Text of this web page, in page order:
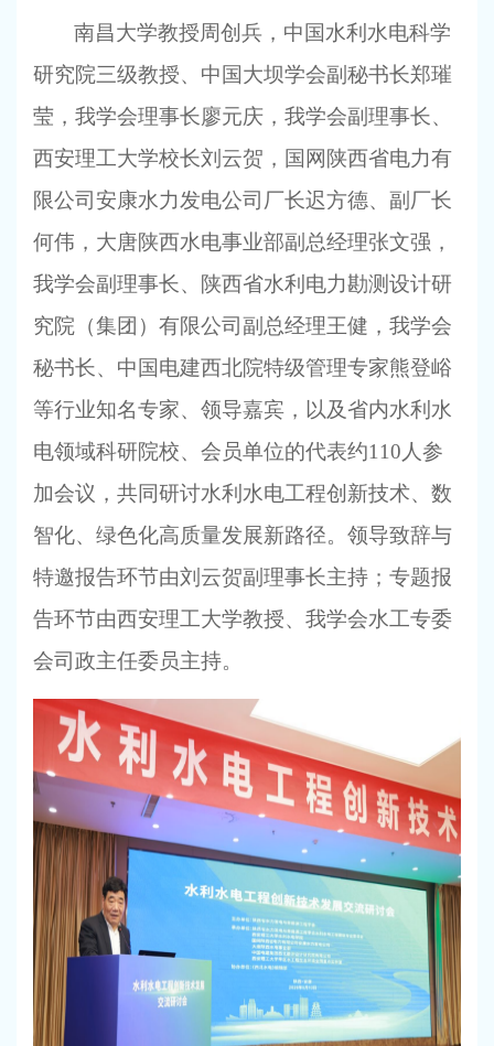
南昌大学教授周创兵，中国水利水电科学
研究院三级教授、中国大坝学会副秘书长郑璀
莹，我学会理事长廖元庆，我学会副理事长、
西安理工大学校长刘云贺，国网陕西省电力有
限公司安康水力发电公司厂长迟方德、副厂长
何伟，大唐陕西水电事业部副总经理张文强，
我学会副理事长、陕西省水利电力勘测设计研
究院（集团）有限公司副总经理王健，我学会
秘书长、中国电建西北院特级管理专家熊登峪
等行业知名专家、领导嘉宾，以及省内水利水
电领域科研院校、会员单位的代表约110人参
加会议，共同研讨水利水电工程创新技术、数
智化、绿色化高质量发展新路径。领导致辞与
特邀报告环节由刘云贺副理事长主持；专题报
告环节由西安理工大学教授、我学会水工专委
会司政主任委员主持。